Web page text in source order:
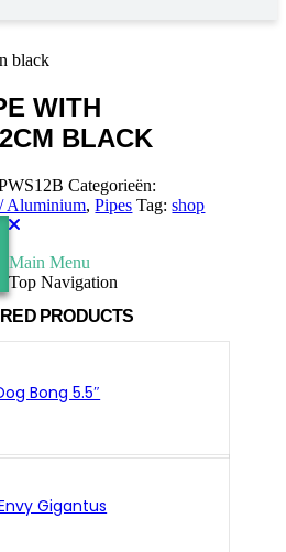
WITH
BLACK
Categorieën:
Aluminium,Pipes Tag:shop
PRODUCTS
Bong 5.5″
Gigantus
Main Menu
Top Navigation